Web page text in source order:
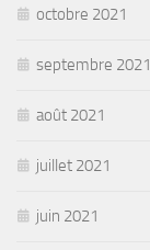
octobre 2021
septembre 2021
août 2021
juillet 2021
juin 2021